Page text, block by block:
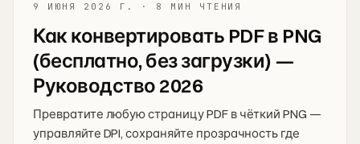
9 ИЮНЯ 2026 Г. · 8 МИН ЧТЕНИЯ
Как конвертировать PDF в PNG
(бесплатно, без загрузки) —
Руководство 2026
Превратите любую страницу PDF в чёткий PNG —
управляйте DPI, сохраняйте прозрачность где